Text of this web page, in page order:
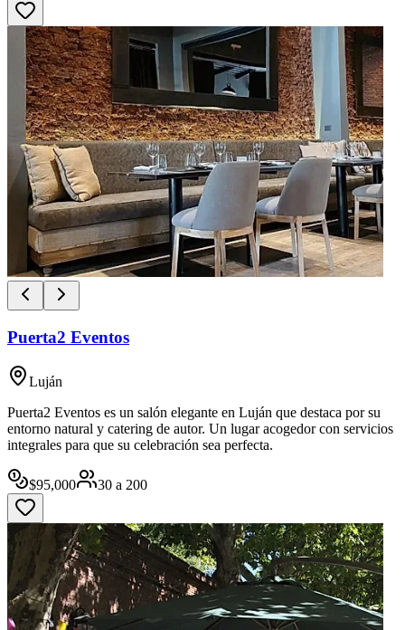
Puerta2 Eventos
Luján
Puerta2 Eventos es un salón elegante en Luján que destaca por su
entorno natural y catering de autor. Un lugar acogedor con servicios
integrales para que su celebración sea perfecta.
$95,000 30 a 200